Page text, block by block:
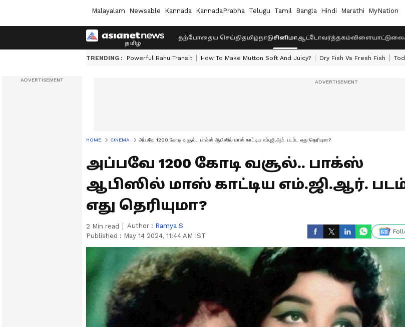
Malayalam Newsable Kannada KannadaPrabha Telugu Tamil Bangla Hindi Marathi MyNation
தற்போதைய செய்திதமிழ்நாடுசினிமாஆட்டோவர்த்தகம்விளையாட்டு
TRENDING : Powerful Rahu Transit How To Make Mutton Soft And Juicy? Dry Fish Vs Fresh Fish
HOME CINEMA அப்பவே 1200 கோடி வசூல்.. பாக்ஸ் ஆபிஸில் மாஸ் காட்டிய எம்.ஜி.ஆர். படம்.. எது தெரியுமா?
அப்பவே 1200 கோடி வசூல்.. பாக்ஸ்
ஆபிஸில் மாஸ் காட்டிய எம்.ஜி.ஆர்.
எது தெரியுமா?
2 Min read Author : Ramya S
Published : May 14 2024, 11:44 AM IST